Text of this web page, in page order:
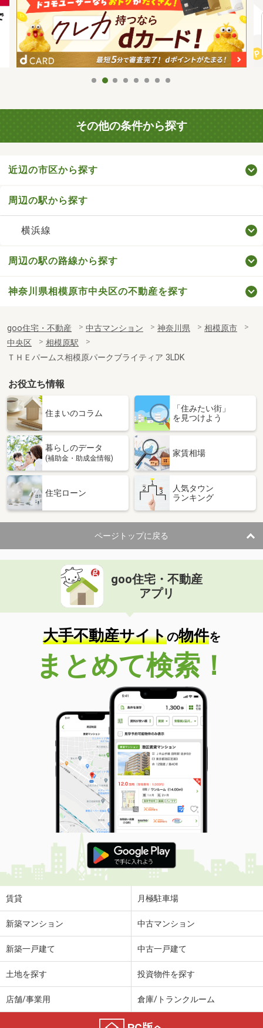
その他の条件から探す
近辺の市区から探す
周辺の駅から探す
横浜線
周辺の駅の路線から探す
神奈川県相模原市中央区の不動産を探す
goo住宅・不動産 中古マンション 神奈川県
相模原市
中央区
相模原駅
ＴＨＥパームス相模原パークブライティア 3LDK
お役立ち情報
住まいのコラム
「住みたい街」
を見つけよう
暮らしのデータ
(補助金・助成金情報)
家賃相場
住宅ローン
人気タウン
ランキング
ページトップに戻る
goo住宅・不動産
アプリ
大手不動産サイトの物件を
まとめて検索！
賃貸 月極駐車場
新築マンション 中古マンション
新築一戸建て 中古一戸建て
土地を探す 投資物件を探す
店舗/事業用 倉庫/トランクルーム